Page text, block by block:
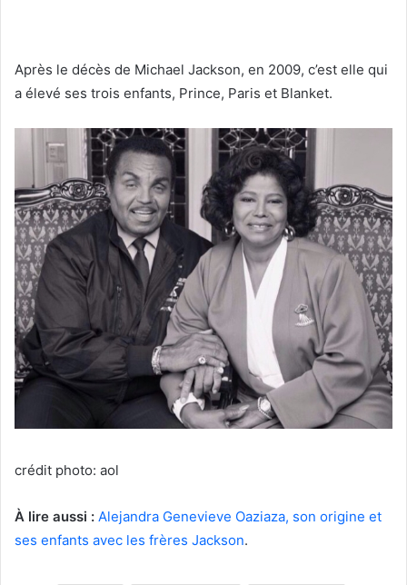
Après le décès de Michael Jackson, en 2009, c’est elle qui
a élevé ses trois enfants, Prince, Paris et Blanket.
crédit photo: aol
À lire aussi : Alejandra Genevieve Oaziaza, son origine et
ses enfants avec les frères Jackson.